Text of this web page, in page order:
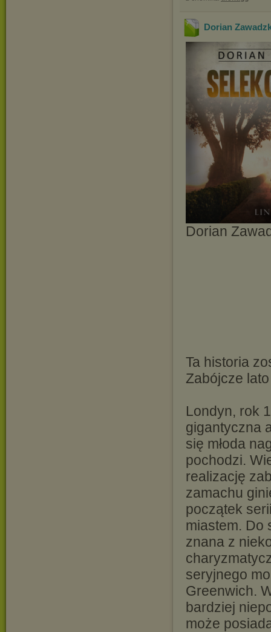
Dorian
Dorian
Ta historia
Zabójcze
Londyn, rok
gigantyczna
się młoda
pochodzi.
realizację
zamachu
początek
miastem. Do
znana z
seryjnego
Greenwich.
bardziej
może